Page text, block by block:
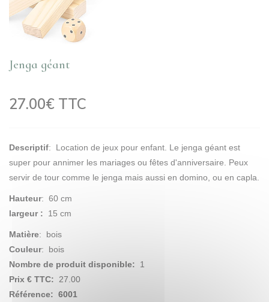
Jenga géant
27.00€ TTC
Descriptif: Location de jeux pour enfant. Le jenga géant est
super pour annimer les mariages ou fêtes d'anniversaire. Peux
servir de tour comme le jenga mais aussi en domino, ou en capla.
Hauteur: 60 cm
largeur : 15 cm
Matière: bois
Couleur: bois
Nombre de produit disponible: 1
Prix € TTC: 27.00
Référence: 6001